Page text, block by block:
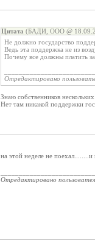
Цитата (БАДИ, ООО @
Не должно государство
Ведь эта поддержка не из
Почему все должны платить
Отредактировано
Знаю собственников
Нет там никакой поддержки
на этой неделе не
Отредактировано